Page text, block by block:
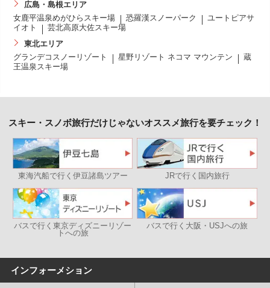
広島・島根エリア
女鹿平温泉めがひらスキー場
恐羅漢スノーパーク
ユートピアサ
イオト
芸北高原大佐スキー場
東北エリア
グランデコスノーリゾート
星野リゾート ネコマ マウンテン
蔵
王温泉スキー場
スキー・スノボ旅行だけじゃないオススメ旅行を要チェック！
東海汽船で行く伊豆諸島ツアー JRで行く国内旅行
バスで行く東京ディズニーリゾー
トへの旅
バスで行く大阪・USJへの旅
インフォーメション